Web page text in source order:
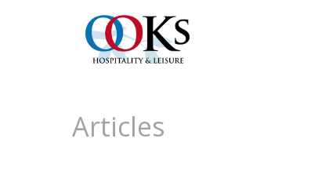
Articles